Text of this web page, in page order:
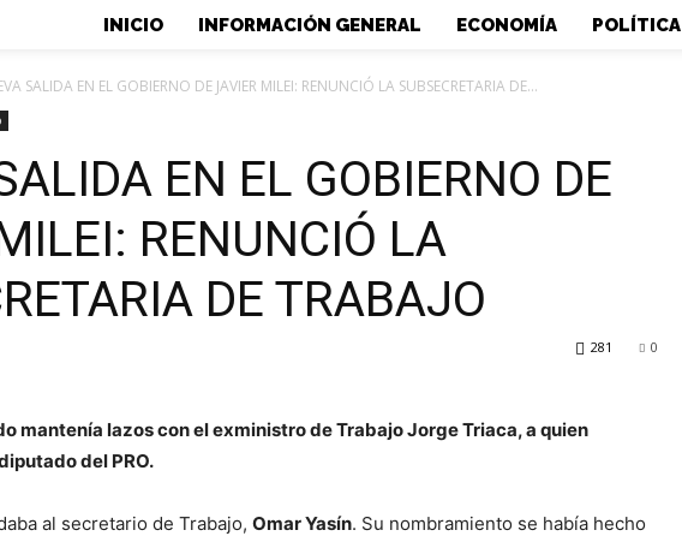
INICIO INFORMACIÓN GENERAL ECONOMÍA POLÍTICA
SALIDA EN EL GOBIERNO DE JAVIER MILEI: RENUNCIÓ LA SUBSECRETARIA DE...
EN EL GOBIERNO DE
RENUNCIÓ LA
DE TRABAJO
0
281
mantenía lazos con el exministro de Trabajo Jorge Triaca, a quien
del PRO.
al secretario de Trabajo, Omar Yasín. Su nombramiento se había hecho